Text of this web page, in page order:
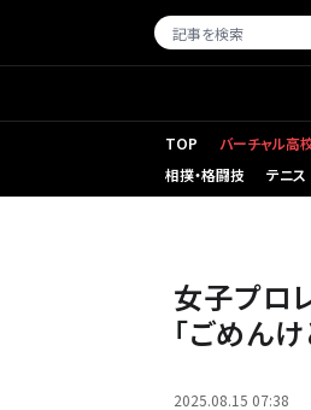
TOP バーチャル高
相撲・格闘技
テニス
女子プロ
「ごめん
2025.08.15 07:38